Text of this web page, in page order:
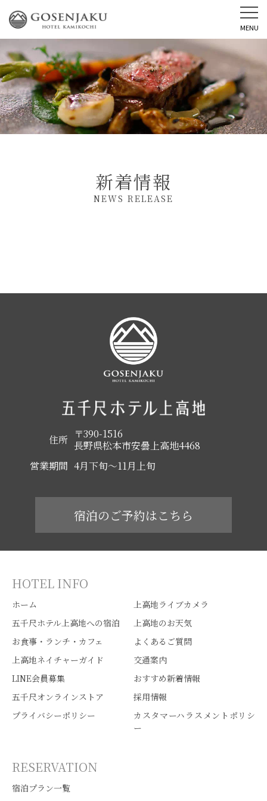
MENU
新着情報
NEWS RELEASE
住所
〒390-1516
長野県松本市安曇上高地4468
営業期間 4月下旬～11月上旬
宿泊のご予約はこちら
HOTEL INFO
ホーム
上高地ライブカメラ
五千尺ホテル上高地への宿泊
上高地のお天気
お食事・ランチ・カフェ
よくあるご質問
上高地ネイチャーガイド
交通案内
LINE会員募集
おすすめ新着情報
五千尺オンラインストア
採用情報
プライバシーポリシー
カスタマーハラスメントポリシ
ー
RESERVATION
宿泊プラン一覧